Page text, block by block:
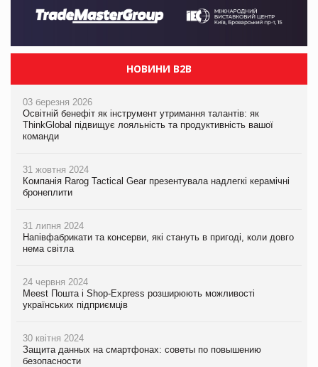
НОВИНИ B2B
03 березня 2026
Освітній бенефіт як інструмент утримання талантів: як
ThinkGlobal підвищує лояльність та продуктивність вашої
команди
31 жовтня 2024
Компанія Rarog Tactical Gear презентувала надлегкі керамічні
бронеплити
31 липня 2024
Напівфабрикати та консерви, які стануть в пригоді, коли довго
нема світла
24 червня 2024
Meest Пошта і Shop-Express розширюють можливості
українських підприємців
30 квітня 2024
Защита данных на смартфонах: советы по повышению
безопасности